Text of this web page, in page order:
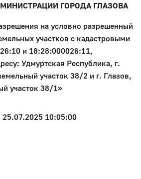
ГОРОДА ГЛАЗОВА
на условно разрешенный
участков с кадастровыми
и 18:28:000026:11,
Удмуртская Республика, г.
участок 38/2 и г. Глазов,
участок 38/1»
10:05:00